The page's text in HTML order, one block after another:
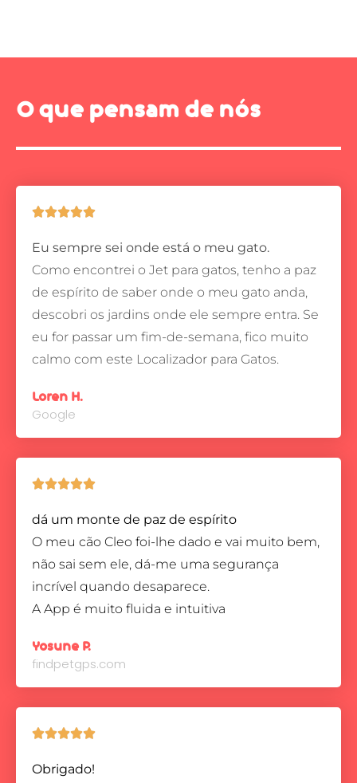
O que pensam de nós

Eu sempre sei onde está o meu gato.
Como encontrei o Jet para gatos, tenho a paz
de espírito de saber onde o meu gato anda,
descobri os jardins onde ele sempre entra. Se
eu for passar um fim-de-semana, fico muito
calmo com este Localizador para Gatos.
Loren H.
Google

dá um monte de paz de espírito
O meu cão Cleo foi-lhe dado e vai muito bem,
não sai sem ele, dá-me uma segurança
incrível quando desaparece.
A App é muito fluida e intuitiva
Yosune P.
findpetgps.com

Obrigado!